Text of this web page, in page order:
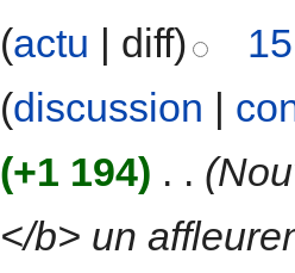
(actu | diff)
(discussion |
(+1 194) . .
</b> un